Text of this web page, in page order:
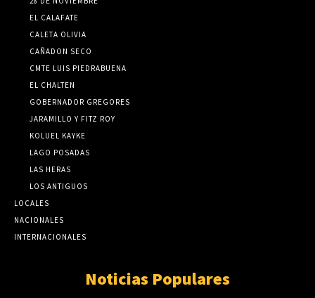
EL CALAFATE
CALETA OLIVIA
CAÑADON SECO
CMTE LUIS PIEDRABUENA
EL CHALTEN
GOBERNADOR GREGORES
JARAMILLO Y FITZ ROY
KOLUEL KAYKE
LAGO POSADAS
LAS HERAS
LOS ANTIGUOS
LOCALES
NACIONALES
INTERNACIONALES
Noticias Populares